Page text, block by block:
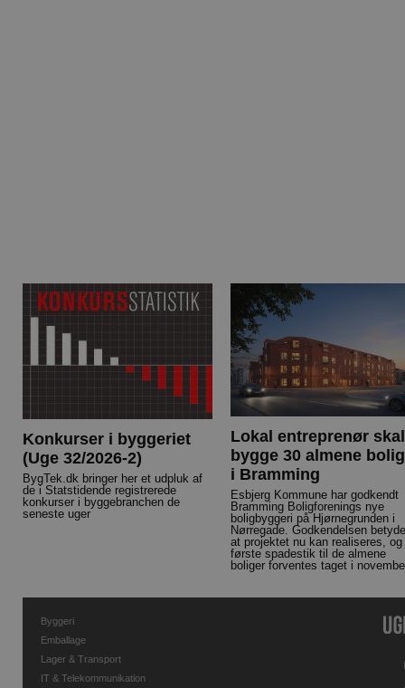
Konkurser i byggeriet
(Uge 32/2026-2)
BygTek.dk bringer her et udpluk af
de i Statstidende registrerede
konkurser i byggebranchen de
seneste uger
Lokal entreprenør skal
bygge 30 almene
i Bramming
Esbjerg Kommune har godkendt
Bramming Boligforenings nye
boligbyggeri på Hjørnegrunden i
Nørregade. Godkendelsen
at projektet nu kan realiseres, og
første spadestik til de almene
boliger forventes taget i
Byggeri
Emballage
Lager & Transport
IT & Telekommunikation